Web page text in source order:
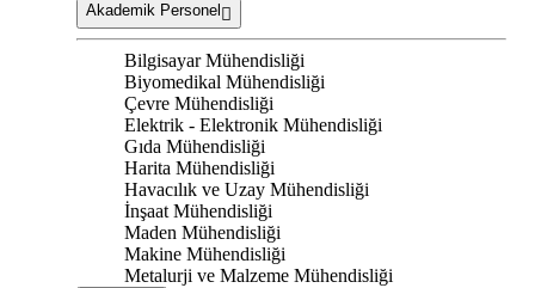
Akademik Personel
Bilgisayar Mühendisliği
Biyomedikal Mühendisliği
Çevre Mühendisliği
Elektrik - Elektronik Mühendisliği
Gıda Mühendisliği
Harita Mühendisliği
Havacılık ve Uzay Mühendisliği
İnşaat Mühendisliği
Maden Mühendisliği
Makine Mühendisliği
Metalurji ve Malzeme Mühendisliği